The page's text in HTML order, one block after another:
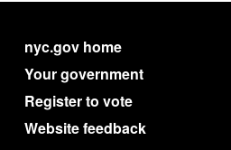
nyc.gov home
Your government
Register to vote
Website feedback